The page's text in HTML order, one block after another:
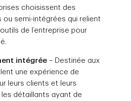
choisissent des
ou semi-intégrées qui relient
de l’entreprise pour
intégrée – Destinée aux
une expérience de
leurs clients et leurs
détaillants ayant de